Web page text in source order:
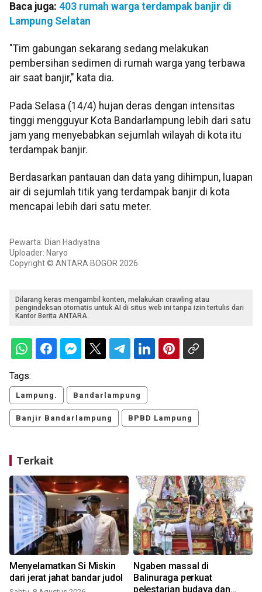
Baca juga: 403 rumah warga terdampak banjir di
Lampung Selatan
"Tim gabungan sekarang sedang melakukan
pembersihan sedimen di rumah warga yang terbawa
air saat banjir," kata dia.
Pada Selasa (14/4) hujan deras dengan intensitas
tinggi mengguyur Kota Bandarlampung lebih dari satu
jam yang menyebabkan sejumlah wilayah di kota itu
terdampak banjir.
Berdasarkan pantauan dan data yang dihimpun, luapan
air di sejumlah titik yang terdampak banjir di kota
mencapai lebih dari satu meter.
Pewarta: Dian Hadiyatna
Uploader: Naryo
Copyright © ANTARA BOGOR 2026
Dilarang keras mengambil konten, melakukan crawling atau
pengindeksan otomatis untuk AI di situs web ini tanpa izin tertulis dari
Kantor Berita ANTARA.
Tags:
Lampung. Bandarlampung
Banjir Bandarlampung BPBD Lampung
Terkait
Menyelamatkan Si Miskin
dari jerat jahat bandar judol
Ngaben massal di
Balinuraga perkuat
pelestarian budaya dan